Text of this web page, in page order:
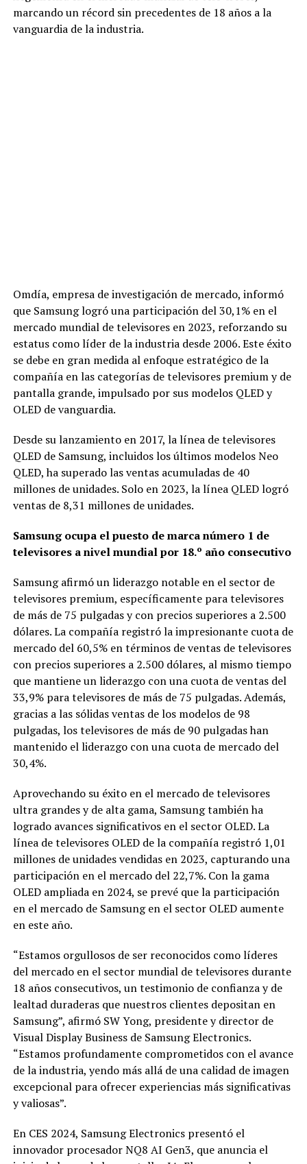
marcando un récord sin precedentes de 18 años a la
vanguardia de la industria.
Omdía, empresa de investigación de mercado, informó
que Samsung logró una participación del 30,1% en el
mercado mundial de televisores en 2023, reforzando su
estatus como líder de la industria desde 2006. Este éxito
se debe en gran medida al enfoque estratégico de la
compañía en las categorías de televisores premium y de
pantalla grande, impulsado por sus modelos QLED y
OLED de vanguardia.
Desde su lanzamiento en 2017, la línea de televisores
QLED de Samsung, incluidos los últimos modelos Neo
QLED, ha superado las ventas acumuladas de 40
millones de unidades. Solo en 2023, la línea QLED logró
ventas de 8,31 millones de unidades.
Samsung ocupa el puesto de marca número 1 de
televisores a nivel mundial por 18.º año consecutivo
Samsung afirmó un liderazgo notable en el sector de
televisores premium, específicamente para televisores
de más de 75 pulgadas y con precios superiores a 2.500
dólares. La compañía registró la impresionante cuota de
mercado del 60,5% en términos de ventas de televisores
con precios superiores a 2.500 dólares, al mismo tiempo
que mantiene un liderazgo con una cuota de ventas del
33,9% para televisores de más de 75 pulgadas. Además,
gracias a las sólidas ventas de los modelos de 98
pulgadas, los televisores de más de 90 pulgadas han
mantenido el liderazgo con una cuota de mercado del
30,4%.
Aprovechando su éxito en el mercado de televisores
ultra grandes y de alta gama, Samsung también ha
logrado avances significativos en el sector OLED. La
línea de televisores OLED de la compañía registró 1,01
millones de unidades vendidas en 2023, capturando una
participación en el mercado del 22,7%. Con la gama
OLED ampliada en 2024, se prevé que la participación
en el mercado de Samsung en el sector OLED aumente
en este año.
“Estamos orgullosos de ser reconocidos como líderes
del mercado en el sector mundial de televisores durante
18 años consecutivos, un testimonio de confianza y de
lealtad duraderas que nuestros clientes depositan en
Samsung”, afirmó SW Yong, presidente y director de
Visual Display Business de Samsung Electronics.
“Estamos profundamente comprometidos con el avance
de la industria, yendo más allá de una calidad de imagen
excepcional para ofrecer experiencias más significativas
y valiosas”.
En CES 2024, Samsung Electronics presentó el
innovador procesador NQ8 AI Gen3, que anuncia el